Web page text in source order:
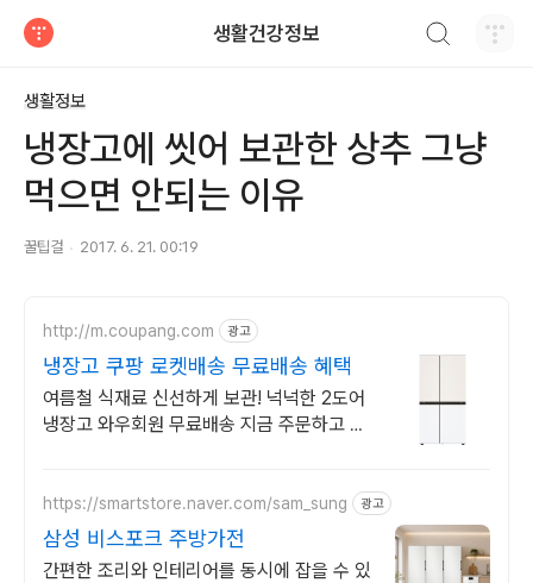
생활건강정보
생활정보
냉장고에 씻어 보관한 상추 그냥
먹으면 안되는 이유
꿀팁걸 2017. 6. 21. 00:19
http://m.coupang.com 광고
냉장고 쿠팡 로켓배송 무료배송 혜택
여름철 식재료 신선하게 보관! 넉넉한 2도어
냉장고 와우회원 무료배송 지금 주문하고 다
https://smartstore.naver.com/sam_sung 광고
삼성 비스포크 주방가전
간편한 조리와 인테리어를 동시에 잡을 수 있